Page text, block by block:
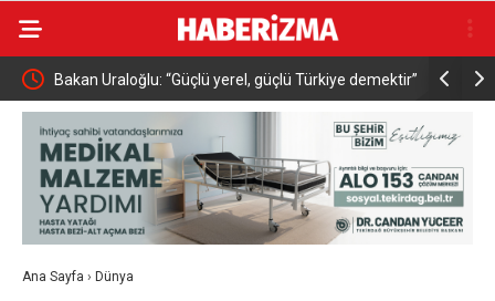
Bakan Uraloğlu: “Güçlü yerel, güçlü Türkiye demektir” Bakan
üst seviye
Ana Sayfa › Dünya